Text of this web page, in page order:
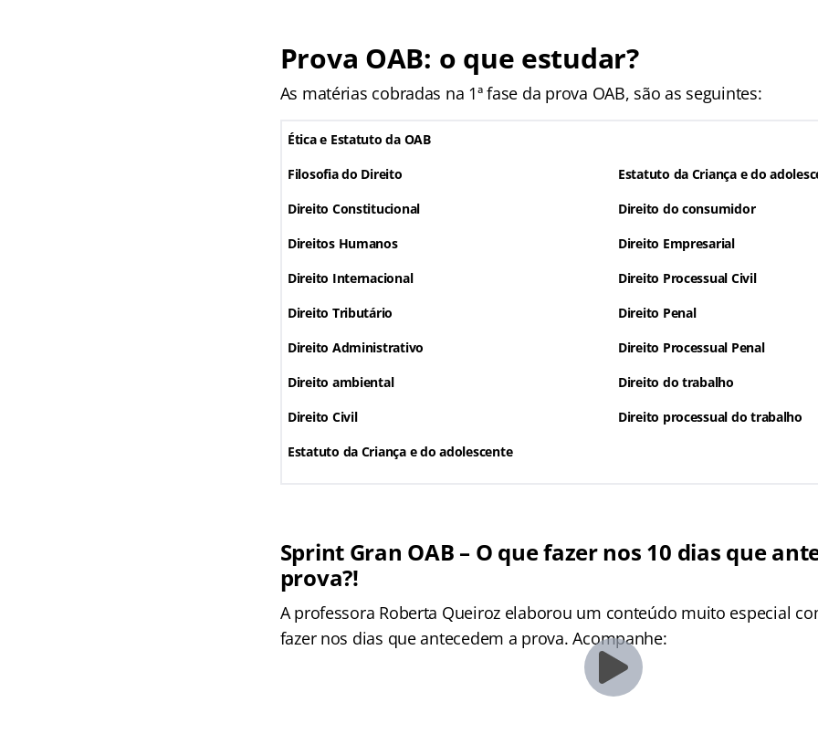
Prova OAB: o que estudar?
As matérias cobradas na 1ª fase da prova OAB, são as seguintes:
Ética e Estatuto da OAB
Filosofia do Direito
Direito Constitucional
Direitos Humanos
Direito Internacional
Direito Tributário
Direito Administrativo
Direito ambiental
Direito Civil
Estatuto da Criança e do adolescente
Estatuto da Criança e do
Direito do consumidor
Direito Empresarial
Direito Processual Civil
Direito Penal
Direito Processual Penal
Direito do trabalho
Direito processual do trabalho
Sprint Gran OAB – O que fazer nos 10 dias que
prova?!
A professora Roberta Queiroz elaborou um conteúdo muito especial
fazer nos dias que antecedem a prova. Acompanhe: